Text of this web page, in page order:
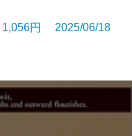
円 2025/06/18